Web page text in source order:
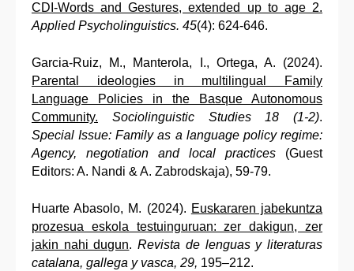
CDI-Words and Gestures, extended up to age 2.
Applied Psycholinguistics. 45(4): 624-646.
Garcia-Ruiz, M., Manterola, I., Ortega, A. (2024).
Parental ideologies in multilingual Family
Language Policies in the Basque Autonomous
Community.
Sociolinguistic Studies 18 (1-2).
Special Issue: Family as a language policy regime:
Agency, negotiation and local practices (Guest
Editors: A. Nandi & A. Zabrodskaja), 59-79.
Huarte Abasolo, M. (2024). Euskararen jabekuntza
prozesua eskola testuinguruan: zer dakigun, zer
jakin nahi dugun.Revista de lenguas y literaturas
catalana, gallega y vasca, 29, 195–212.